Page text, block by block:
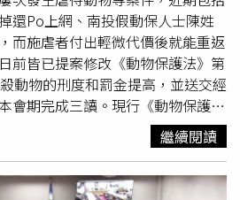
還Po上網、南投假動保人士陳姓
而施虐者付出輕微代價後就能重返
前皆已提案修改《動物保護法》第
動物的刑度和罰金提高，並送交經
會期完成三讀。現行《動物保護
故意傷害或使動物遭受傷害，致動
官功能喪失，或宰殺犬、貓或經中
之動物，處2年以下有期徒刑或拘
上、200萬元以下罰金。綠委吳沛
繼續閱讀